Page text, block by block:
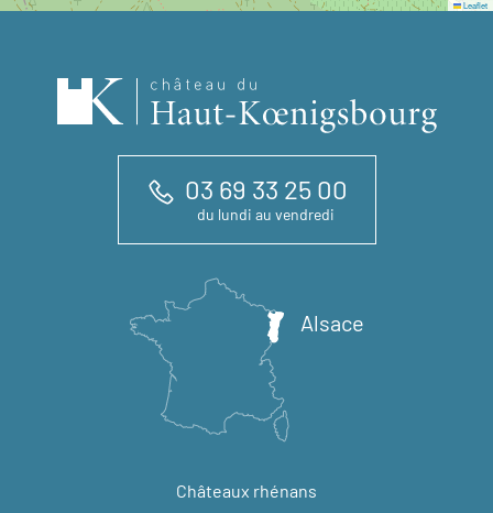
Leaflet
03 69 33 25 00
du lundi au vendredi
Châteaux rhénans
Alsace